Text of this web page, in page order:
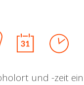
und -zeit ein